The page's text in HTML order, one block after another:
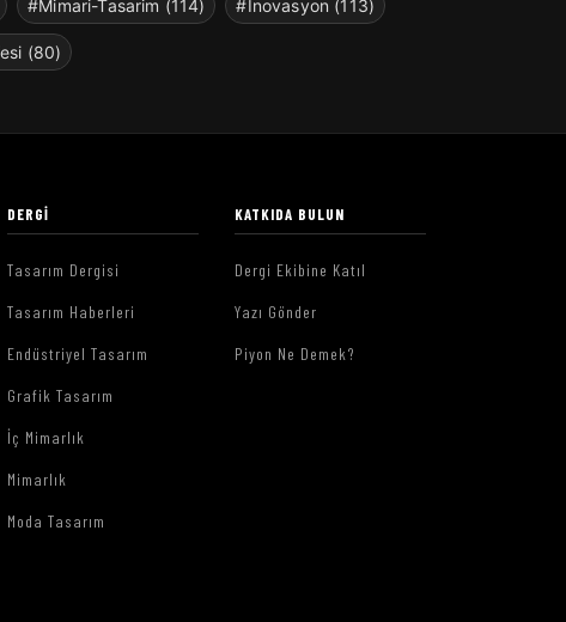
#Mimari-Tasarim (114) #Inovasyon (113)
(80)
DERGI
Tasarım Dergisi
Tasarım Haberleri
Endüstriyel Tasarım
Grafik Tasarım
İç Mimarlık
Mimarlık
Moda Tasarım
KATKIDA BULUN
Dergi Ekibine Katıl
Yazı Gönder
Piyon Ne Demek?